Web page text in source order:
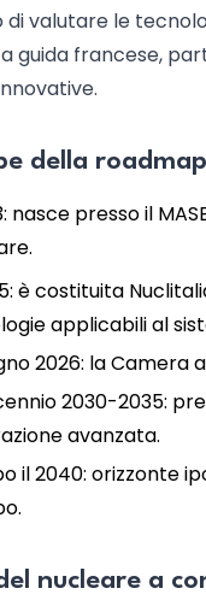
valutare le
guida francese,
della
nasce presso il
è costituita
applicabili al
2026: la Camera
2030-2035:
avanzata.
il 2040: orizzonte
del nucleare a